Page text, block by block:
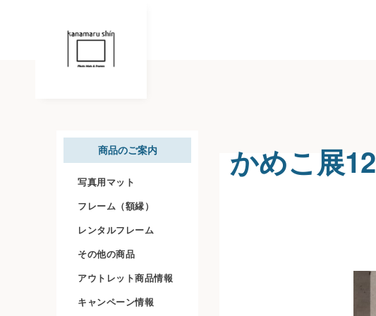
商品のご案内
写真用マット
フレーム（額縁）
レンタルフレーム
その他の商品
アウトレット商品情報
キャンペーン情報
かめこ展12